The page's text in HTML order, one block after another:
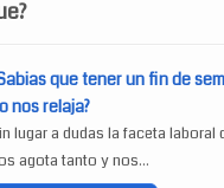
que tener un fin de
nos relaja?
lugar a dudas la faceta laboral
agota tanto y nos...